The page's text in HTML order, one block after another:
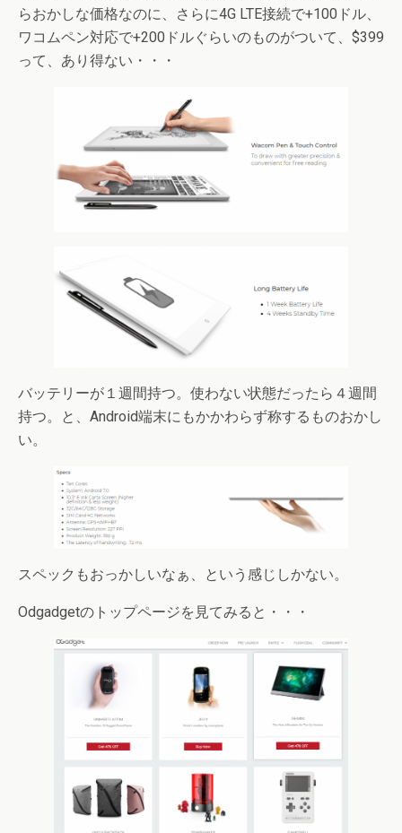
らおかしな価格なのに、さらに4G LTE接続で+100ドル、
ワコムペン対応で+200ドルぐらいのものがついて、$399
って、あり得ない・・・
バッテリーが１週間持つ。使わない状態だったら４週間
持つ。と、Android端末にもかかわらず称するものおかし
い。
スペックもおっかしいなぁ、という感じしかない。
Odgadgetのトップページを見てみると・・・